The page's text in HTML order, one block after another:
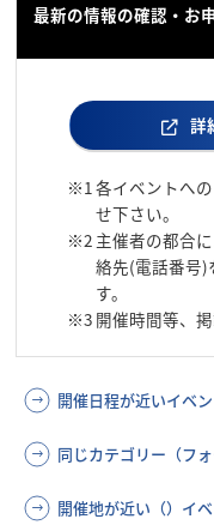
最新の情報の確認・お
詳
※1 各イベントへ
せ下さい。
※2 主催者の都合
絡先(電話番号)
す。
※3 開催時間等、
開催日程が近いイベ
同じカテゴリー（フ
開催地が近い（）イ